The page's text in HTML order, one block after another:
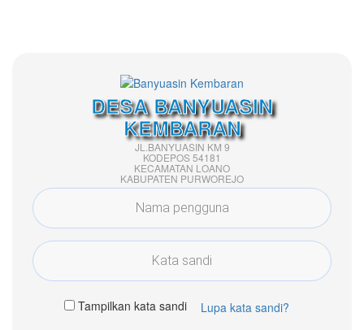
DESA BANYUASIN
KEMBARAN
JL.BANYUASIN KM 9
KODEPOS 54181
KECAMATAN LOANO
KABUPATEN PURWOREJO
Tampilkan kata sandi Lupa kata sandi?